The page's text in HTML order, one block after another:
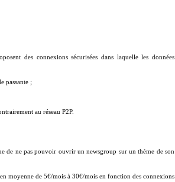
des connexions sécurisées dans laquelle les données
passante ;
au réseau P2P.
de ne pas pouvoir ouvrir un newsgroup sur un thème de son
moyenne de 5€/mois à 30€/mois en fonction des connexions